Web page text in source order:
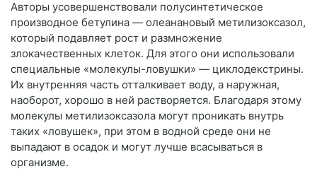
Авторы усовершенствовали полусинтетическое
производное бетулина — олеанановый метилизоксазол,
который подавляет рост и размножение
злокачественных клеток. Для этого они использовали
специальные «молекулы-ловушки» — циклодекстрины.
Их внутренняя часть отталкивает воду, а наружная,
наоборот, хорошо в ней растворяется. Благодаря этому
молекулы метилизоксазола могут проникать внутрь
таких «ловушек», при этом в водной среде они не
выпадают в осадок и могут лучше всасываться в
организме.